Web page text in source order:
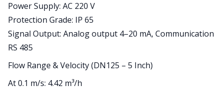
Power Supply: AC 220 V
Protection Grade: IP 65
Signal Output: Analog output 4–20 mA, Communication
RS 485
Flow Range & Velocity (DN125 – 5 Inch)
At 0.1 m/s: 4.42 m³/h